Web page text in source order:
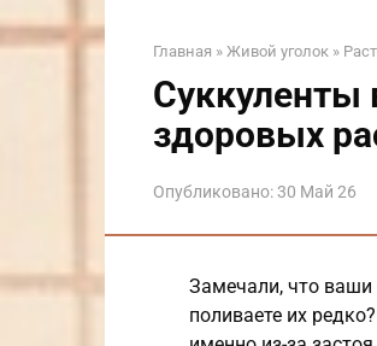
Главная » Живой уголок »
Суккуленты
здоровых
Опубликовано:30 Май 26
Замечали, что ваши
поливаете их